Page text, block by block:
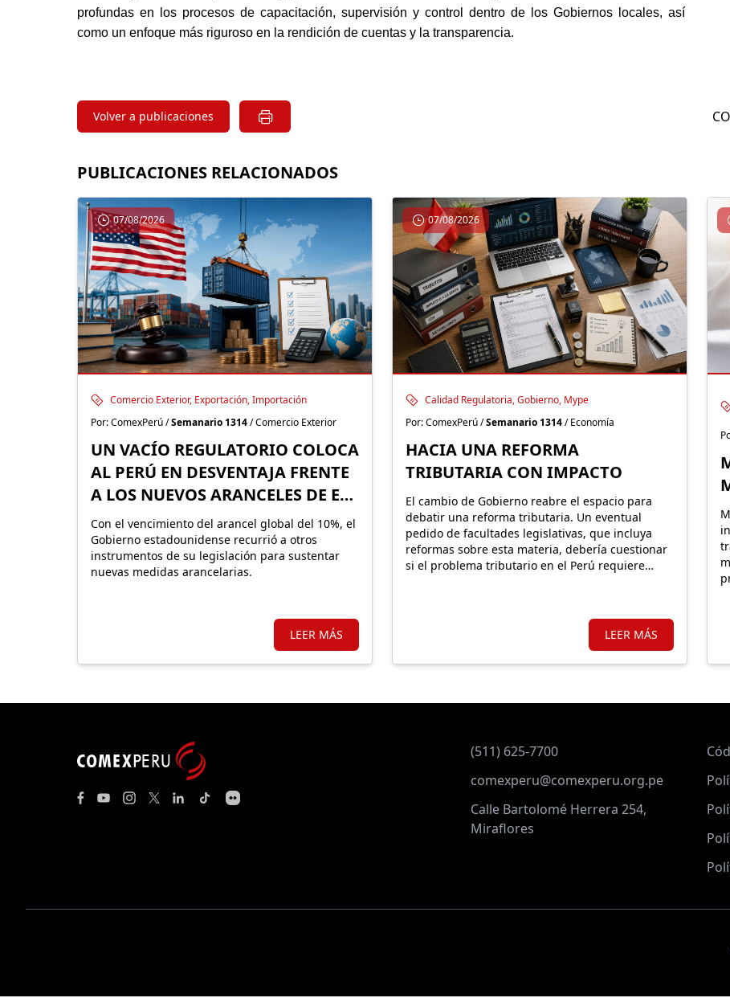
profundas en los procesos de capacitación, supervisión y control dentro de los Gobiernos locales, así
como un enfoque más riguroso en la rendición de cuentas y la transparencia.
Volver a publicaciones
PUBLICACIONES RELACIONADOS
07/08/2026
Comercio Exterior, Exportación, Importación
Por: ComexPerú /Semanario 1314/ Comercio Exterior
UN VACÍO REGULATORIO COLOCA
AL PERÚ EN DESVENTAJA FRENTE
A LOS NUEVOS ARANCELES DE EE.
UU.
Con el vencimiento del arancel global del 10%, el
Gobierno estadounidense recurrió a otros
instrumentos de su legislación para sustentar
nuevas medidas arancelarias.
LEER MÁS
07/08/2026
Calidad Regulatoria, Gobierno, Mype
Por: ComexPerú /Semanario 1314/ Economía
HACIA UNA REFORMA
TRIBUTARIA CON IMPACTO
El cambio de Gobierno reabre el espacio para
debatir una reforma tributaria. Un eventual
pedido de facultades legislativas, que incluya
reformas sobre esta materia, debería cuestionar
si el problema tributario en el Perú requiere
LEER MÁS
(511) 625-7700
comexperu@comexperu.org.pe
Calle Bartolomé Herrera 254,
Miraflores